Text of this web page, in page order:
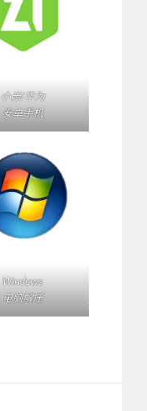
小米/华为
安卓手机
Windows
电脑解压